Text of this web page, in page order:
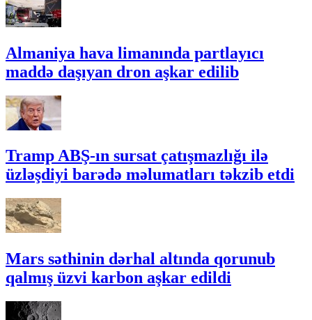
Almaniya hava limanında partlayıcı
maddə daşıyan dron aşkar edilib
Tramp ABŞ-ın sursat çatışmazlığı ilə
üzləşdiyi barədə məlumatları təkzib etdi
Mars səthinin dərhal altında qorunub
qalmış üzvi karbon aşkar edildi